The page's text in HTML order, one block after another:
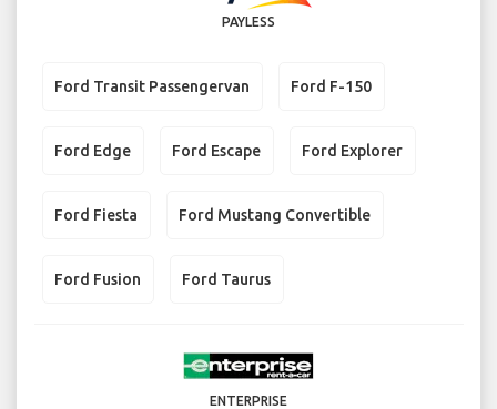
PAYLESS
Ford Transit Passengervan Ford F-150
Ford Edge Ford Escape Ford Explorer
Ford Fiesta Ford Mustang Convertible
Ford Fusion Ford Taurus
ENTERPRISE